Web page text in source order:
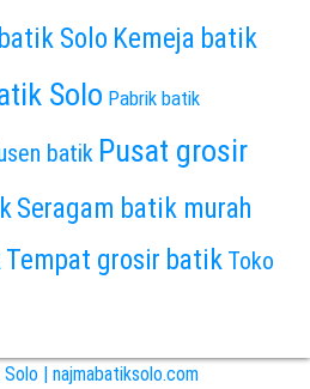
Solo Kemeja batik
Solo Pabrik batik
batik Pusat grosir
Seragam batik murah
Tempat grosir batik Toko
| najmabatiksolo.com